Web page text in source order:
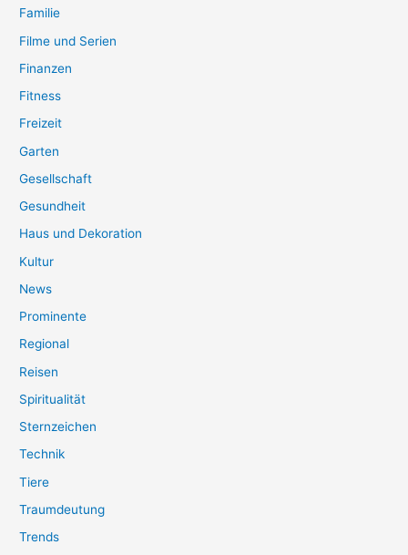
Familie
Filme und Serien
Finanzen
Fitness
Freizeit
Garten
Gesellschaft
Gesundheit
Haus und Dekoration
Kultur
News
Prominente
Regional
Reisen
Spiritualität
Sternzeichen
Technik
Tiere
Traumdeutung
Trends